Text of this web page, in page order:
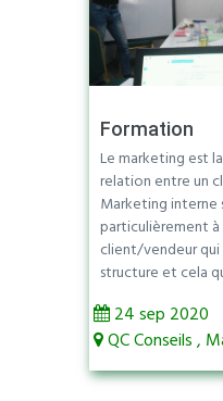
Formation
Le marketing est
relation entre un
Marketing
particulièrement
client/vendeur qui
structure et cela
24 sep 2020
QC Conseils ,